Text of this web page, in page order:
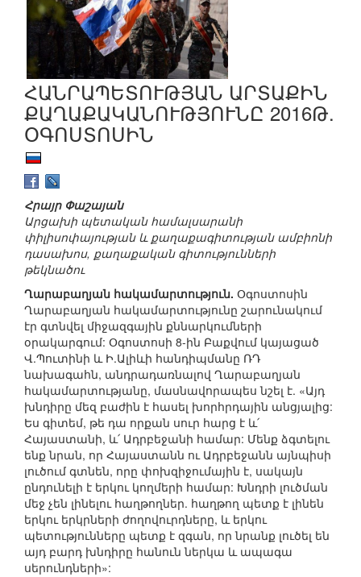
ՀԱՆՐԱՊԵՏՈՒԹՅԱՆ ԱՐՏԱՔԻՆ
ՔԱՂԱՔԱԿԱՆՈՒԹՅՈՒՆԸ 2016Թ.
ՕԳՈՍՏՈՍԻՆ
Հրայր Փաշայան
Արցախի պետական համալսարանի
փիլիսոփայության և քաղաքագիտության ամբիոնի
դասախոս, քաղաքական գիտությունների
թեկնածու
Ղարաբաղյան հակամարտություն. Օգոստոսին
Ղարաբաղյան հակամարտությունը շարունակում
էր գտնվել միջազգային քննարկումների
օրակարգում: Օգոստոսի 8-ին Բաքվում կայացած
Վ.Պուտինի և Ի.Ալիևի հանդիպմանը ՌԴ
նախագահն, անդրադառնալով Ղարաբաղյան
հակամարտությանը, մասնավորապես նշել է. «Այդ
խնդիրը մեզ բաժին է հասել խորհրդային անցյալից:
Ես գիտեմ, թե դա որքան սուր հարց է և՛
Հայաստանի, և՛ Ադրբեջանի համար: Մենք ձգտելու
ենք նրան, որ Հայաստանն ու Ադրբեջանն այնպիսի
լուծում գտնեն, որը փոխզիջումային է, սակայն
ընդունելի է երկու կողմերի համար: Խնդրի լուծման
մեջ չեն լինելու հաղթողներ. հաղթող պետք է լինեն
երկու երկրների ժողովուրդները, և երկու
պետությունները պետք է զգան, որ նրանք լուծել են
այդ բարդ խնդիրը հանուն ներկա և ապագա
սերունդների»: